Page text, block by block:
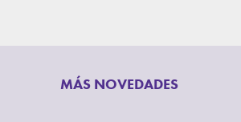
MÁS NOVEDADES